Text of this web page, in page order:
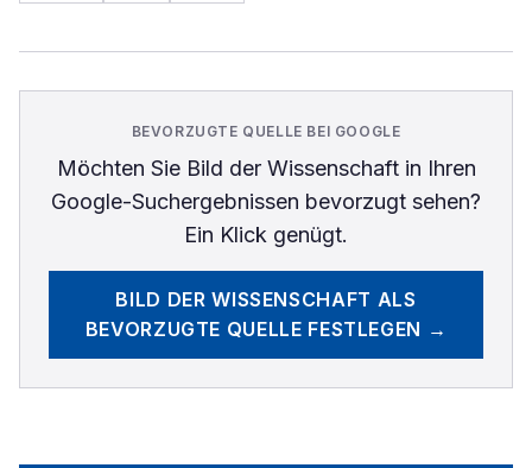
BEVORZUGTE QUELLE BEI GOOGLE
Möchten Sie Bild der Wissenschaftin Ihren
Google-Suchergebnissen bevorzugt sehen?
Ein Klick genügt.
BILD DER WISSENSCHAFT ALS
BEVORZUGTE QUELLE FESTLEGEN →